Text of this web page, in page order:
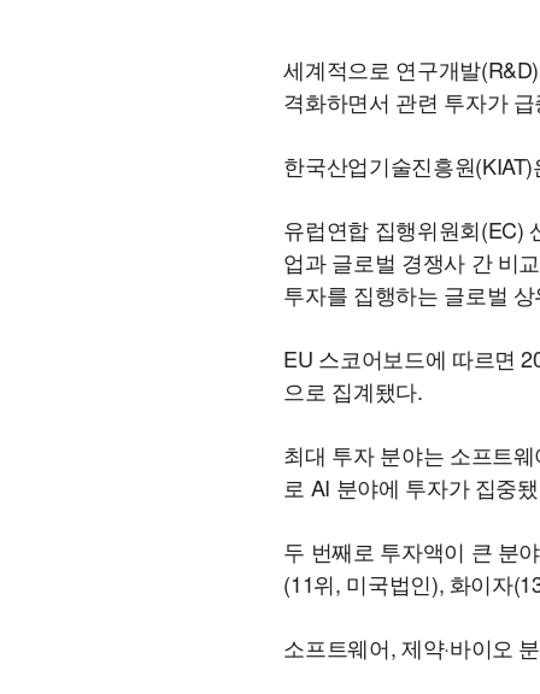
세계적으로 연구개발
격화하면서 관련 투자가
한국산업기술진흥원
유럽연합 집행위원회(EC)
업과 글로벌 경쟁사 간 비
투자를 집행하는 글로벌
EU 스코어보드에 따르면
으로 집계됐다.
최대 투자 분야는 소프트
로 AI 분야에 투자가 집중
두 번째로 투자액이 큰 분
(11위, 미국법인), 화이자
소프트웨어, 제약·바이오